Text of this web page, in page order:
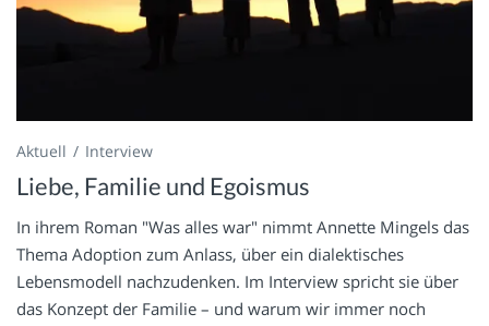
Aktuell Interview
Liebe, Familie und Egoismus
In ihrem Roman "Was alles war" nimmt Annette Mingels das
Thema Adoption zum Anlass, über ein dialektisches
Lebensmodell nachzudenken. Im Interview spricht sie über
das Konzept der Familie – und warum wir immer noch